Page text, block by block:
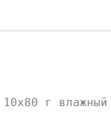
г влажный